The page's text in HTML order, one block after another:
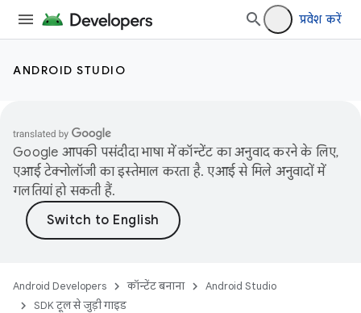
प्रवेश करें
ANDROID STUDIO
Google आपकी पसंदीदा भाषा में कॉन्टेंट का अनुवाद करने के लिए,
एआई टेक्नोलॉजी का इस्तेमाल करता है. एआई से मिले अनुवादों में
गलतियां हो सकती हैं.
Android Developers कॉन्टेंट बनाना
Android Studio
SDK टूल से जुड़ी गाइड